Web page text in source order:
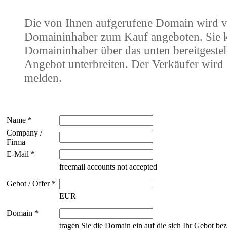
Die von Ihnen aufgerufene Domain wird
Domaininhaber zum Kauf angeboten. Sie
Domaininhaber über das unten
Angebot unterbreiten. Der Verkäufer wird
melden.
Name *
Company /
Firma
E-Mail *
freemail accounts not accepted
Gebot / Offer *
EUR
Domain *
tragen Sie die Domain ein auf die sich Ihr Gebot